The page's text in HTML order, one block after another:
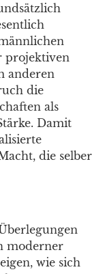
projektiven
anderen
die
als
Damit
die selber
moderner
wie sich